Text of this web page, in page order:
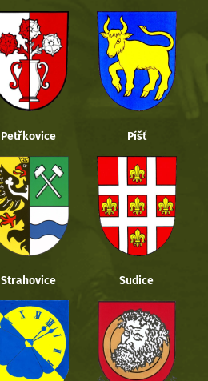
Petřkovice Píšť
Strahovice Sudice